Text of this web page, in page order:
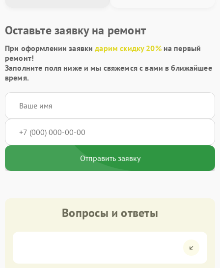
Оставьте заявку на ремонт
При оформлении заявкидарим скидку 20%на первый
ремонт!
Заполните поля ниже и мы свяжемся с вами в ближайшее
время.
Отправить заявку
Вопросы и ответы